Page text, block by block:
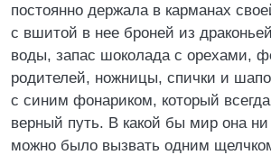
постоянно держала в карманах
с вшитой в нее броней из
воды, запас шоколада с орехами,
родителей, ножницы, спички и
с синим фонариком, который
верный путь. В какой бы мир она ни
можно было вызвать одним